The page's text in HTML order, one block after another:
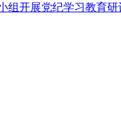
组开展党纪学习教育研